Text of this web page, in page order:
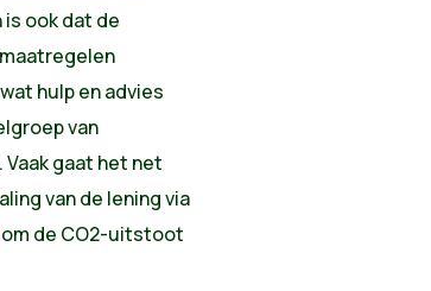
ook dat de
hulp en advies
van
gaat het net
van de lening via
de CO2-uitstoot